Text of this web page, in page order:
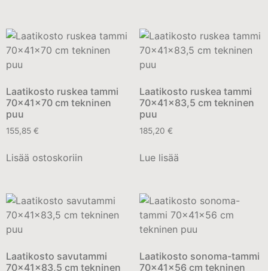
Laatikosto ruskea tammi
70x41x70 cm tekninen
puu
155,85 €
Lisää ostoskoriin
Laatikosto ruskea tammi
70x41x83,5 cm tekninen
puu
185,20 €
Lue lisää
Laatikosto savutammi
70x41x83,5 cm tekninen
Laatikosto sonoma-tammi
70x41x56 cm tekninen